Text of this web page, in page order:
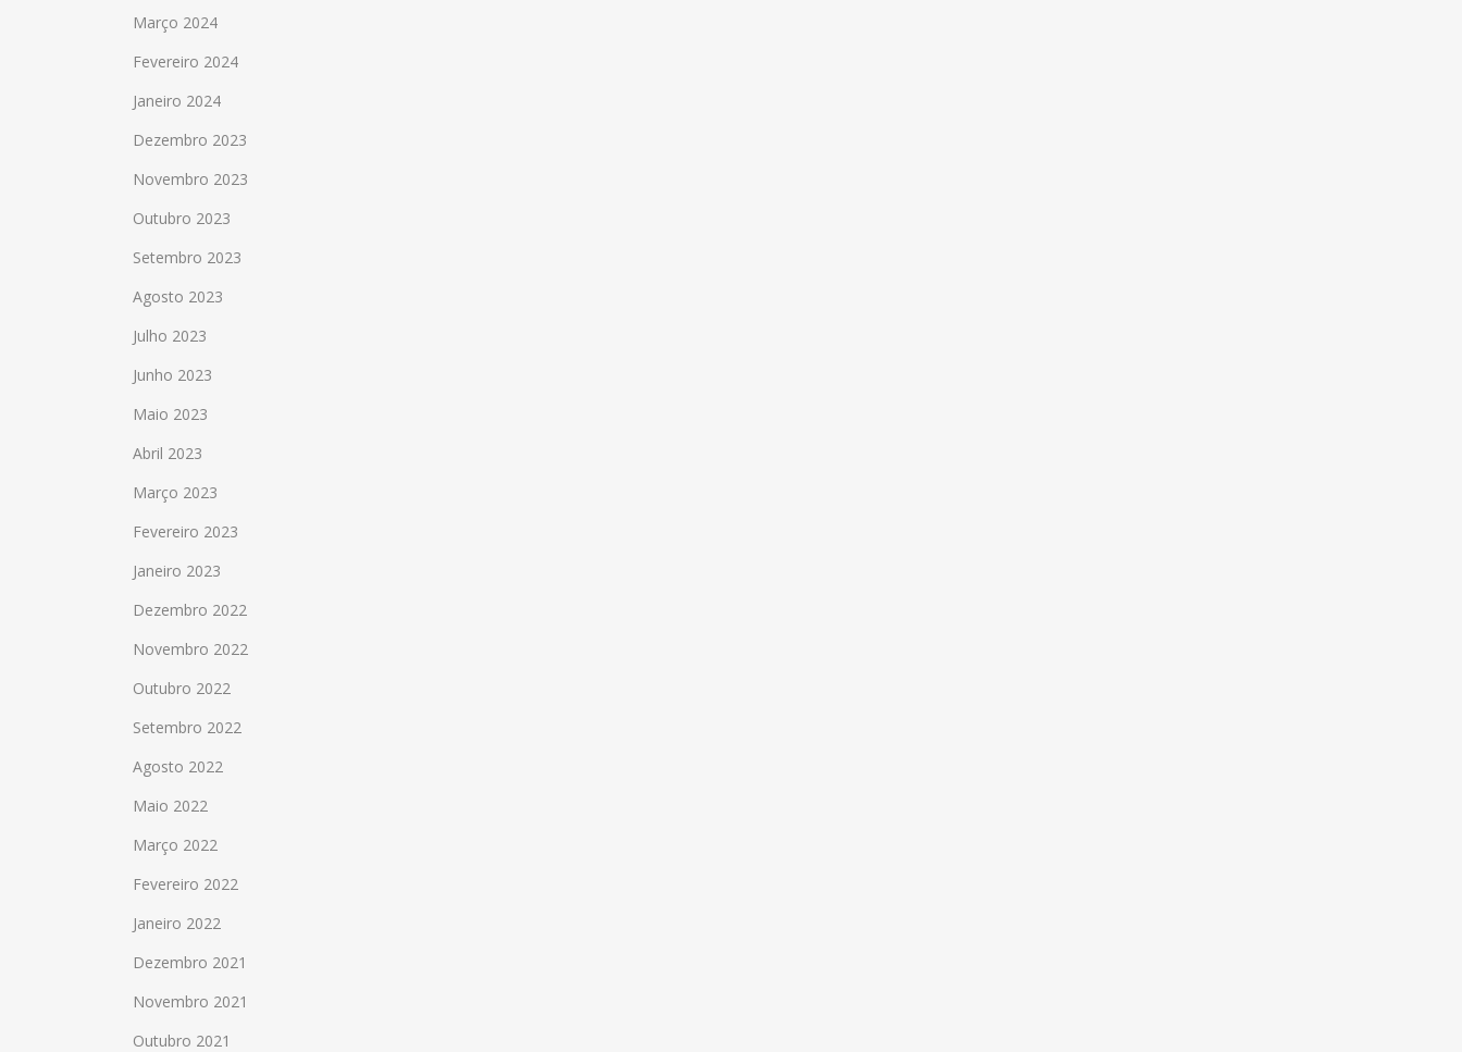
Março 2024
Fevereiro 2024
Janeiro 2024
Dezembro 2023
Novembro 2023
Outubro 2023
Setembro 2023
Agosto 2023
Julho 2023
Junho 2023
Maio 2023
Abril 2023
Março 2023
Fevereiro 2023
Janeiro 2023
Dezembro 2022
Novembro 2022
Outubro 2022
Setembro 2022
Agosto 2022
Maio 2022
Março 2022
Fevereiro 2022
Janeiro 2022
Dezembro 2021
Novembro 2021
Outubro 2021